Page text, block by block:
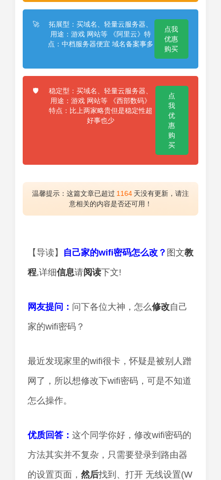
🚀
拓展型：买域名、轻量云服务器、
用途：游戏 网站等 《阿里云》特
点：中档服务器便宜 域名备案事多
点我
优惠
购买
🛡️
稳定型：买域名、轻量云服务器、
用途：游戏 网站等 《西部数码》
特点：比上两家略贵但是稳定性超
好事也少
点
我
优
惠
购
买
温馨提示：这篇文章已超过 1164 天没有更新，请注
意相关的内容是否还可用！
【导读】 自己家的wifi密码怎么改？ 图文教
程,详细信息请阅读下文!
网友提问： 问下各位大神，怎么修改自己
家的wifi密码？
最近发现家里的wifi很卡，怀疑是被别人蹭
网了，所以想修改下wifi密码，可是不知道
怎么操作。
优质回答： 这个同学你好，修改wifi密码的
方法其实并不复杂，只需要登录到路由器
的设置页面， 然后找到、打开 无线设置(W